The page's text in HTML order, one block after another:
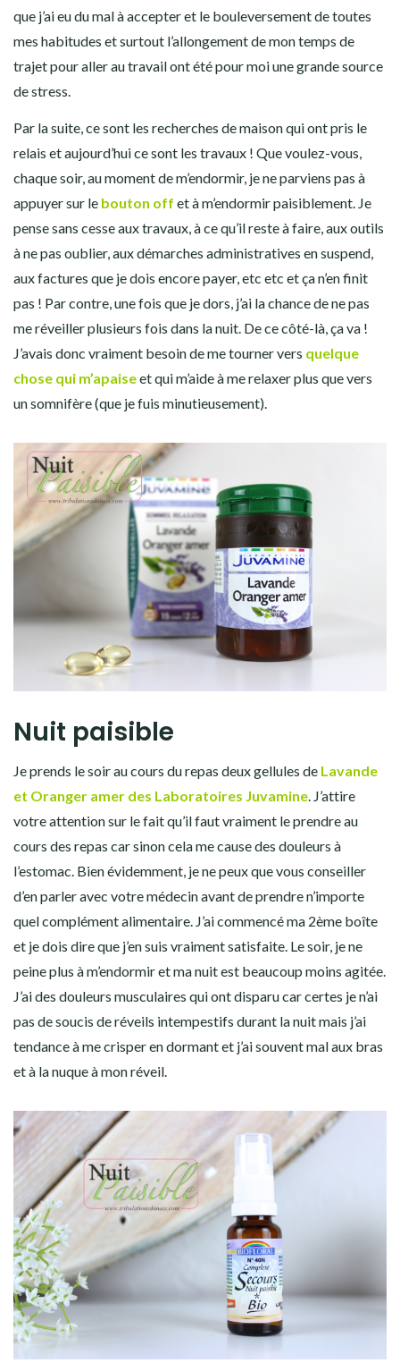
que j’ai eu du mal à accepter et le bouleversement de toutes
mes habitudes et surtout l’allongement de mon temps de
trajet pour aller au travail ont été pour moi une grande source
de stress.
Par la suite, ce sont les recherches de maison qui ont pris le
relais et aujourd’hui ce sont les travaux ! Que voulez-vous,
chaque soir, au moment de m’endormir, je ne parviens pas à
appuyer sur le bouton off et à m’endormir paisiblement. Je
pense sans cesse aux travaux, à ce qu’il reste à faire, aux outils
à ne pas oublier, aux démarches administratives en suspend,
aux factures que je dois encore payer, etc etc et ça n’en finit
pas ! Par contre, une fois que je dors, j’ai la chance de ne pas
me réveiller plusieurs fois dans la nuit. De ce côté-là, ça va !
J’avais donc vraiment besoin de me tourner vers quelque
chose qui m’apaiseet qui m’aide à me relaxer plus que vers
un somnifère (que je fuis minutieusement).
Nuit paisible
Je prends le soir au cours du repas deux gellules de Lavande
et Oranger amer des Laboratoires Juvamine. J’attire
votre attention sur le fait qu’il faut vraiment le prendre au
cours des repas car sinon cela me cause des douleurs à
l’estomac. Bien évidemment, je ne peux que vous conseiller
d’en parler avec votre médecin avant de prendre n’importe
quel complément alimentaire. J’ai commencé ma 2ème boîte
et je dois dire que j’en suis vraiment satisfaite. Le soir, je ne
peine plus à m’endormir et ma nuit est beaucoup moins agitée.
J’ai des douleurs musculaires qui ont disparu car certes je n’ai
pas de soucis de réveils intempestifs durant la nuit mais j’ai
tendance à me crisper en dormant et j’ai souvent mal aux bras
et à la nuque à mon réveil.